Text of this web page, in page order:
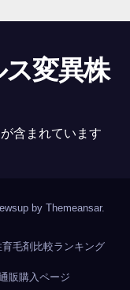
変異株
含まれています
by Themeansar.
毛剤比較ランキング
販購入ページ